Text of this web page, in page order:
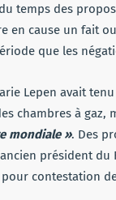
temps des
en cause un fait
que les
Lepen avait
chambres à
mondiale ». Des
président
pour contestation